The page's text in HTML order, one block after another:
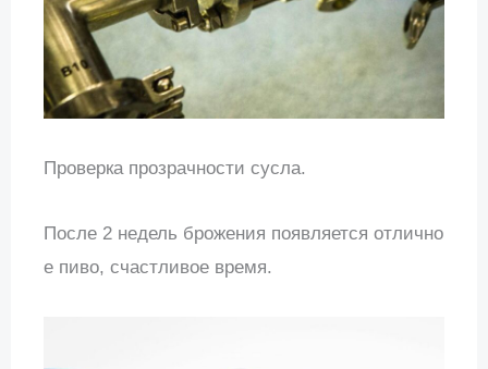
Проверка прозрачности сусла.
После 2 недель брожения появляется отлично
е пиво, счастливое время.